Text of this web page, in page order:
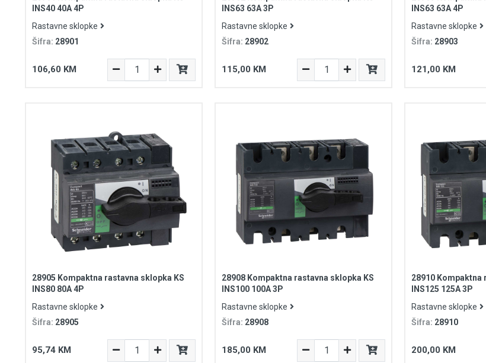
INS40 40A 4P
Rastavne sklopke
Šifra: 28901
106,60 KM
INS63 63A 3P
Rastavne sklopke
Šifra: 28902
115,00 KM
INS63 63A 4P
Rastavne sklopke
Šifra: 28903
121,00 KM
28905 Kompaktna rastavna sklopka KS
INS80 80A 4P
Rastavne sklopke
Šifra: 28905
95,74 KM
28908 Kompaktna rastavna sklopka KS
INS100 100A 3P
Rastavne sklopke
Šifra: 28908
185,00 KM
28910 Kompaktna
INS125 125A 3P
Rastavne sklopke
Šifra: 28910
200,00 KM